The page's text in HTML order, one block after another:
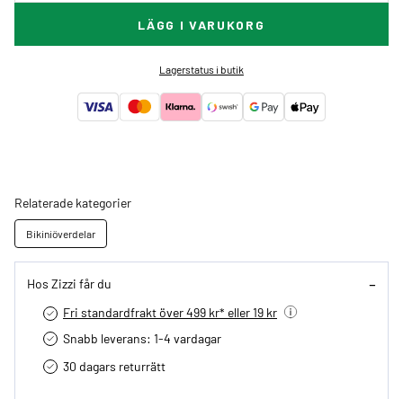
LÄGG I VARUKORG
Lagerstatus i butik
Relaterade kategorier
Bikiniöverdelar
Hos Zizzi får du
Fri standardfrakt över 499 kr* eller 19 kr
Snabb leverans: 1-4 vardagar
30 dagars returrätt­